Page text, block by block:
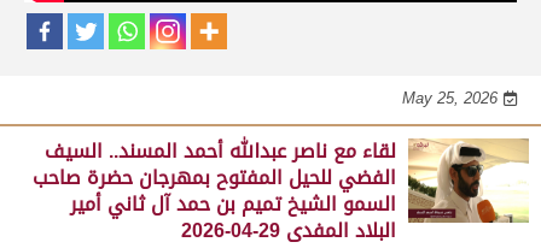
لقاء مع جابر بن سالم بن فاران.. مضمر هجن الشحانية الفائز
بالسيف الذهبي للحيل المفتوح بميدان الوثبة 22-05-2026
May 25, 2026
لقاء مع ناصر عبدالله أحمد المسند.. السيف
الفضي للحيل المفتوح بمهرجان حضرة صاحب
السمو الشيخ تميم بن حمد آل ثاني أمير
البلاد المفدى 29-04-2026